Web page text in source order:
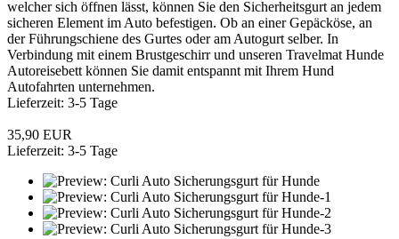
welcher sich öffnen lässt, können Sie den Sicherheitsgurt an jedem
sicheren Element im Auto befestigen. Ob an einer Gepäcköse, an
der Führungschiene des Gurtes oder am Autogurt selber. In
Verbindung mit einem Brustgeschirr und unseren Travelmat Hunde
Autoreisebett können Sie damit entspannt mit Ihrem Hund
Autofahrten unternehmen.
Lieferzeit: 3-5 Tage
35,90 EUR
Lieferzeit: 3-5 Tage